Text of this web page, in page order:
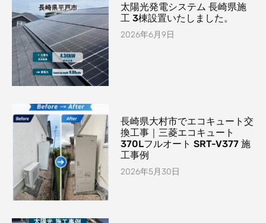
太陽光発電システム 長崎県施
工 3棟設置いたしました。
2026年6月9日
長崎県大村市でエコキュート交
換工事｜三菱エコキュート
370Lフルオート SRT-V377 施
工事例
2026年5月30日